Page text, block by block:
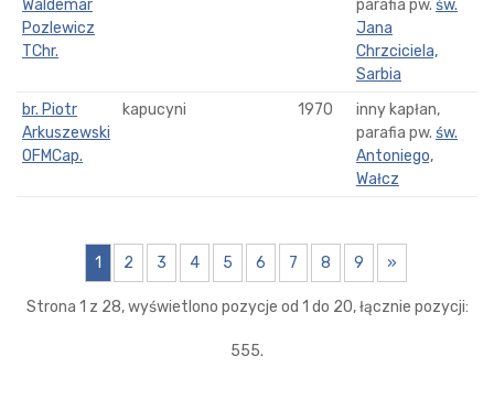
Waldemar
Pozlewicz
TChr.
parafia pw. św.
Jana
Chrzciciela,
Sarbia
br. Piotr
Arkuszewski
OFMCap.
kapucyni 1970
inny kapłan,
parafia pw. św.
Antoniego,
Wałcz
1 2 3 4 5 6 7 8 9 »
Strona 1 z 28, wyświetlono pozycje od 1 do 20, łącznie pozycji:
555.